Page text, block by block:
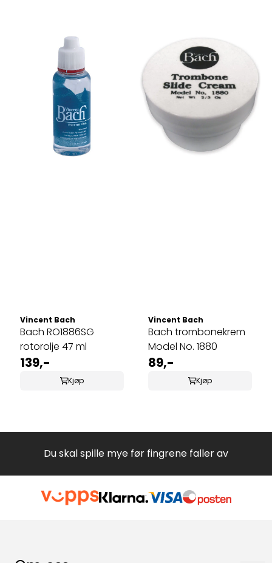
Vincent Bach
Bach RO1886SG
rotorolje 47 ml
139,-
Kjøp
Vincent Bach
Bach trombonekrem
Model No. 1880
89,-
Kjøp
Du skal spille mye før fingrene faller av